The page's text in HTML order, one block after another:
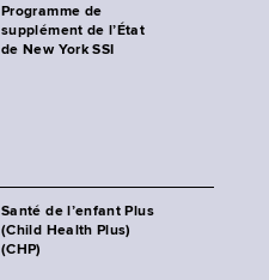
Programme de
supplément de l’État
de New York SSI
Santé de l’enfant Plus
(Child Health Plus)
(CHP)